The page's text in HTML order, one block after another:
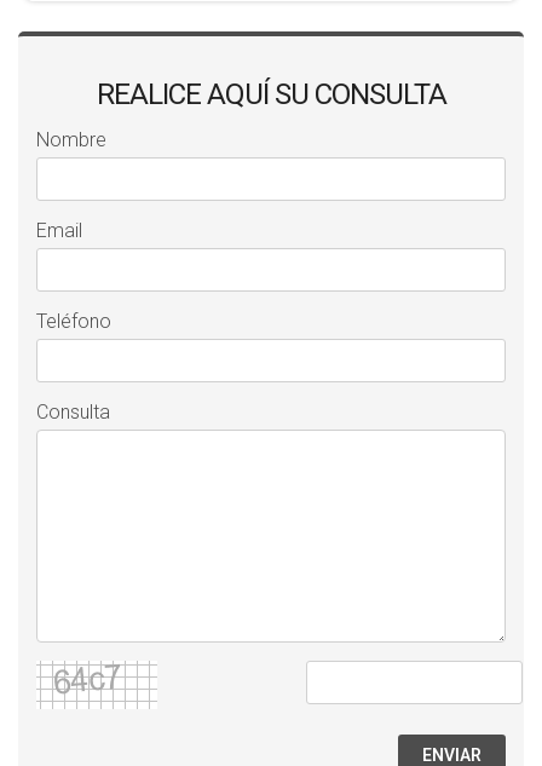
REALICE AQUÍ SU CONSULTA
Nombre
Email
Teléfono
Consulta
ENVIAR